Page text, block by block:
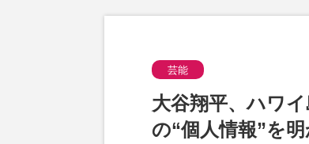
芸能
大谷翔平、ハワ
の“個人情報”を